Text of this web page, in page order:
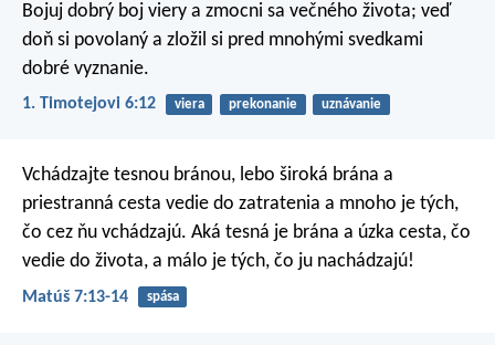
Bojuj dobrý boj viery a zmocni sa večného života; veď
doň si povolaný a zložil si pred mnohými svedkami
dobré vyznanie.
1. Timotejovi 6:12 viera prekonanie uznávanie
Vchádzajte tesnou bránou, lebo široká brána a
priestranná cesta vedie do zatratenia a mnoho je tých,
čo cez ňu vchádzajú. Aká tesná je brána a úzka cesta, čo
vedie do života, a málo je tých, čo ju nachádzajú!
Matúš 7:13-14 spása